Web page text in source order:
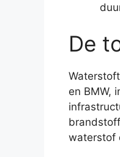
De
en BMW,
waterstof